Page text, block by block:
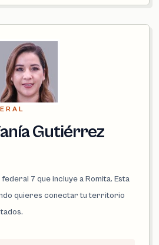
Gutiérrez
7 que incluye a Romita. Esta
quieres conectar tu territorio